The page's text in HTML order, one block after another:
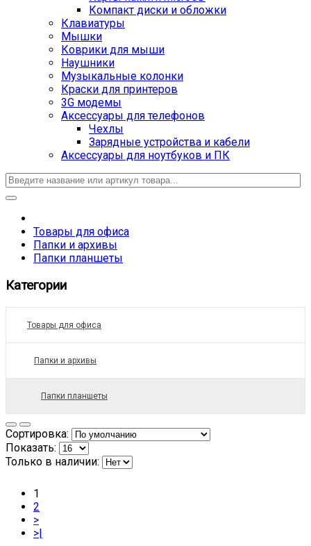
Компакт диски и обложки
Клавиатуры
Мышки
Коврики для мыши
Наушники
Музыкальные колонки
Краски для принтеров
3G модемы
Аксессуары для телефонов
Чехлы
Зарядные устройства и кабели
Аксессуары для ноутбуков и ПК
Товары для офиса
Папки и архивы
Папки планшеты
Категории
Товары для офиса
Папки и архивы
Папки планшеты
Сортировка:
Показать:
Только в наличии:
1
2
>
>|